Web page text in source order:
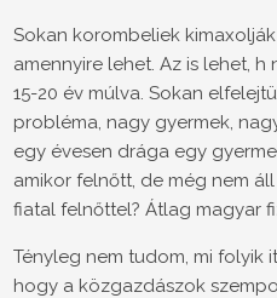
Sokan korombeliek
amennyire lehet. Az is lehet, h
15-20 év múlva. Sokan
probléma, nagy gyermek,
egy évesen drága egy
amikor felnőtt, de még nem
fiatal felnőttel? Átlag magyar
Tényleg nem tudom, mi folyik
hogy a közgazdászok